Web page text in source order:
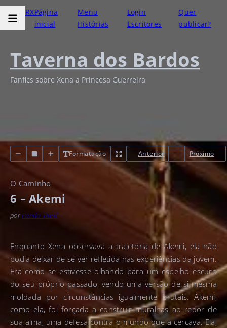
RXPágina
inicial
Menu
Histórias
Login
Escritores
Quer
publicar?
Taverna dos Bardos
Fanfics sobre Xena a Princesa Guerreira
Formatação Anterior Próximo
O Caminho
6 – Akemi
porPanda_Bard
Enquanto Xena observava a trajetória de Akemi, ela não
podia deixar de se ver refletida nas experiências da jovem.
Era como se estivesse olhando para um espelho escuro
do seu próprio passado, vendo uma versão de si mesma
moldada por circunstâncias igualmente brutais. Akemi,
como ela, foi forçada a construir muralhas ao redor de
sua alma, uma defesa contra o mundo que a cercava. Ela,